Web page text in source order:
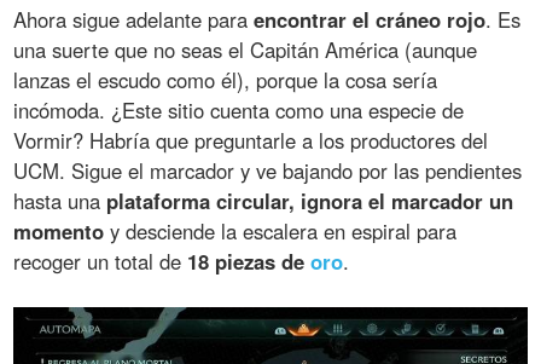
Ahora sigue adelante paraencontrar el cráneo rojo. Es
una suerte que no seas el Capitán América (aunque
lanzas el escudo como él), porque la cosa sería
incómoda. ¿Este sitio cuenta como una especie de
Vormir? Habría que preguntarle a los productores del
UCM. Sigue el marcador y ve bajando por las pendientes
hasta una plataforma circular, ignora el marcador un
momento y desciende la escalera en espiral para
recoger un total de 18 piezas deoro.